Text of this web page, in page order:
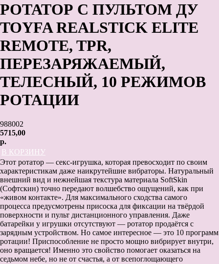
РОТАТОР С ПУЛЬТОМ ДУ
TOYFA REALSTICK ELITE
REMOTE, TPR,
ПЕРЕЗАРЯЖАЕМЫЙ,
ТЕЛЕСНЫЙ, 10 РЕЖИМОВ
РОТАЦИИ
988002
5715,00
р.
В КОРЗИНУ
Этот ротатор — секс-игрушка, которая превосходит по своим
характеристикам даже наикрутейшие вибраторы. Натуральный
внешний вид и нежнейшая текстура материала SoftSkin
(Софтскин) точно передают волшебство ощущений, как при
«живом контакте». Для максимального сходства самого
процесса предусмотрены присоска для фиксации на твёрдой
поверхности и пульт дистанционного управления. Даже
батарейки у игрушки отсутствуют — ротатор продаётся с
зарядным устройством. Но самое интересное — это 10 программ
ротации! Приспособление не просто мощно вибрирует внутри,
оно вращается! Именно это свойство помогает оказаться на
седьмом небе, но не от счастья, а от всепоглощающего